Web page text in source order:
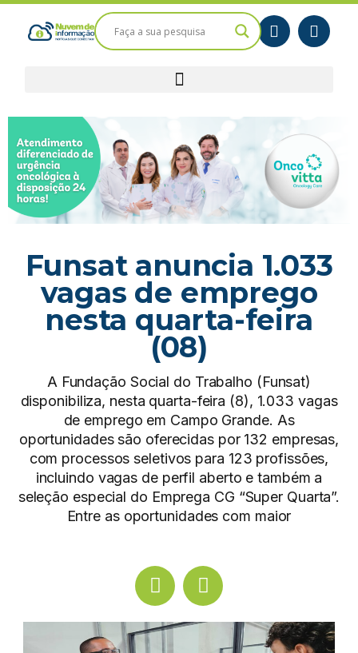
Funsat anuncia 1.033
vagas de emprego
nesta quarta-feira
(08)
A Fundação Social do Trabalho (Funsat)
disponibiliza, nesta quarta-feira (8), 1.033 vagas
de emprego em Campo Grande. As
oportunidades são oferecidas por 132 empresas,
com processos seletivos para 123 profissões,
incluindo vagas de perfil aberto e também a
seleção especial do Emprega CG “Super Quarta”.
Entre as oportunidades com maior